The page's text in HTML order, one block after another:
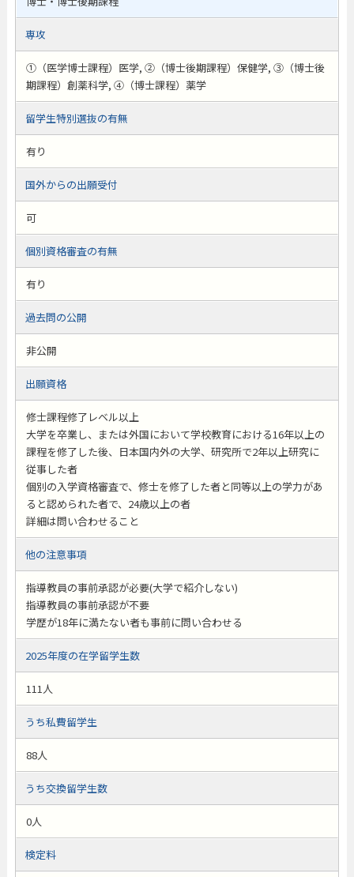
専攻
①（医学博士課程）医学, ②（博士後期課程）保健学, ③（博士後
期課程）創薬科学, ④（博士課程）薬学
留学生特別選抜の有無
有り
国外からの出願受付
可
個別資格審査の有無
有り
過去問の公開
非公開
出願資格
修士課程修了レベル以上
大学を卒業し、または外国において学校教育における16年以上の
課程を修了した後、日本国内外の大学、研究所で2年以上研究に
従事した者
個別の入学資格審査で、修士を修了した者と同等以上の学力があ
ると認められた者で、24歳以上の者
詳細は問い合わせること
他の注意事項
指導教員の事前承認が必要(大学で紹介しない)
指導教員の事前承認が不要
学歴が18年に満たない者も事前に問い合わせる
2025年度の在学留学生数
111人
うち私費留学生
88人
うち交換留学生数
0人
検定料